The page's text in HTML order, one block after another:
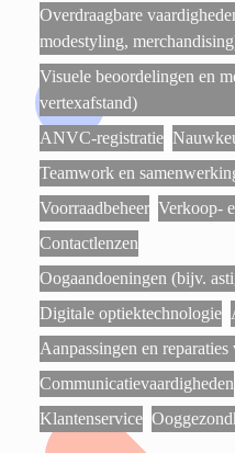
Overdraagbare
modestyling,
Visuele beoordelingen en
vertexafstand)
ANVC-registratie
Teamwork en
Voorraadbeheer Verkoop-
Contactlenzen
Oogaandoeningen (bijv.
Digitale optiektechnologie
Aanpassingen en
Communicatievaardigheden
Klantenservice